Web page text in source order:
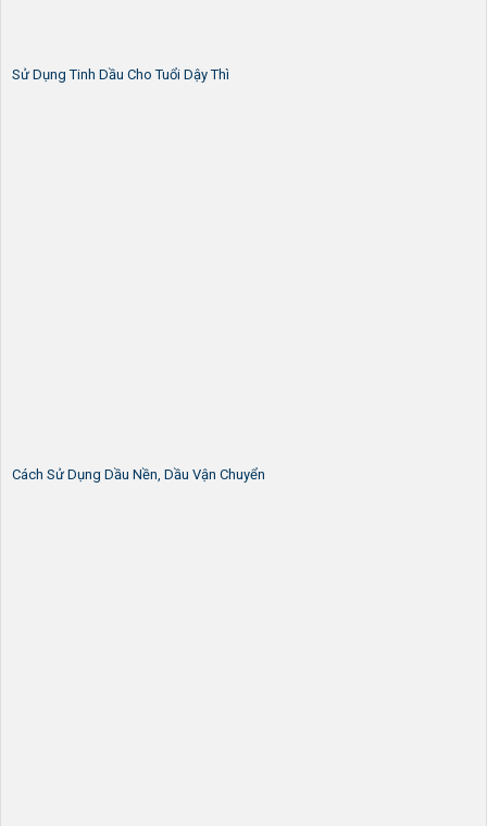
Sử Dụng Tinh Dầu Cho Tuổi Dậy Thì
Cách Sử Dụng Dầu Nền, Dầu Vận Chuyển